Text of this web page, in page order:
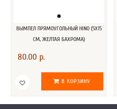
ВЫМПЕЛ ПРЯМОУГОЛЬНЫЙ HINO (5Х15
СМ, ЖЕЛТАЯ БАХРОМА)
80.00 р.
В КОРЗИНУ